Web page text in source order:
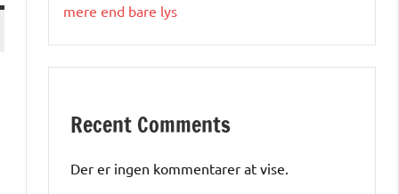
mere end bare lys
Recent Comments
Der er ingen kommentarer at vise.